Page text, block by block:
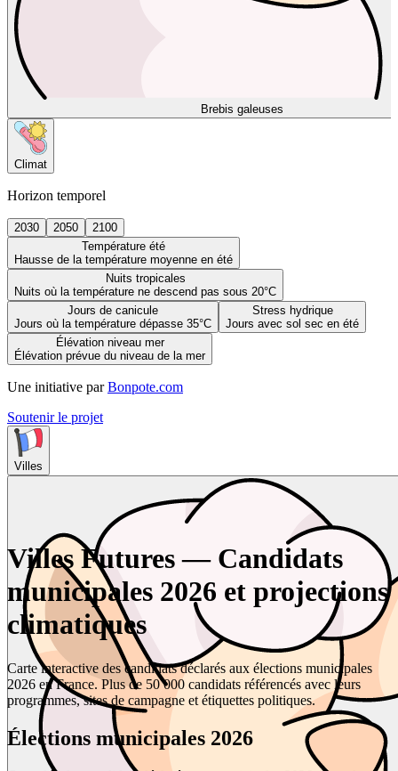
Brebis galeuses
Climat
Horizon temporel
2030 2050
2100
Température été
Hausse de la température moyenne en été
Nuits tropicales
Nuits où la température ne descend pas sous 20°C
Jours de canicule
Jours où la température dépasse 35°C
Stress hydrique
Jours avec sol sec en été
Élévation niveau mer
Élévation prévue du niveau de la mer
Une initiative par Bonpote.com
Soutenir le projet
Villes
Villes Futures — Candidats
municipales 2026 et projections
climatiques
Carte interactive des candidats déclarés aux élections municipales
2026 en France. Plus de 50 000 candidats référencés avec leurs
programmes, sites de campagne et étiquettes politiques.
Élections municipales 2026